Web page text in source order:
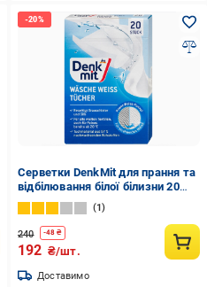
Серветки DenkMit для прання та
відбілювання білої білизни 20
шт. (EPI-15102025-712)
1
240 -48 ₴
192 ₴/шт.
Доставимо